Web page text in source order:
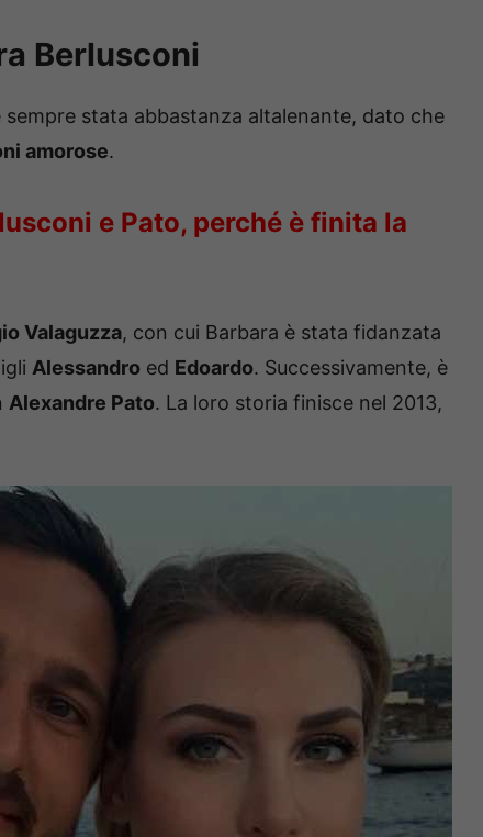
Berlusconi
sempre stata abbastanza altalenante, dato che
amorose.
e Pato, perché è finita la
Valaguzza, con cui Barbara è stata fidanzata
Alessandro ed Edoardo. Successivamente, è
Alexandre Pato. La loro storia finisce nel 2013,